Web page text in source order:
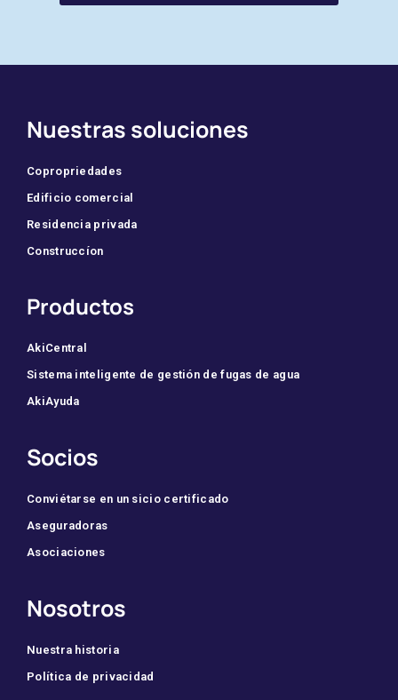
Nuestras soluciones
Copropriedades
Edificio comercial
Residencia privada
Construccíon
Productos
AkiCentral
Sistema inteligente de gestión de fugas de agua
AkiAyuda
Socios
Conviétarse en un sicio certificado
Aseguradoras
Asociaciones
Nosotros
Nuestra historia
Política de privacidad